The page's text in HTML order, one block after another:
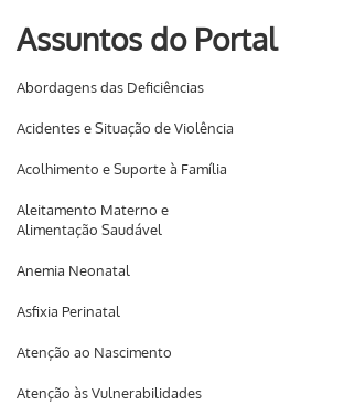
Assuntos do Portal
Abordagens das Deficiências
Acidentes e Situação de Violência
Acolhimento e Suporte à Família
Aleitamento Materno e
Alimentação Saudável
Anemia Neonatal
Asfixia Perinatal
Atenção ao Nascimento
Atenção às Vulnerabilidades